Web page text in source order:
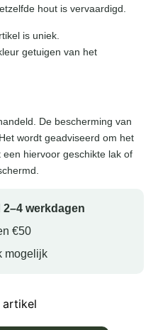
hout is vervaardigd.
is uniek.
getuigen van het
De bescherming van
wordt geadviseerd om het
hiervoor geschikte lak of
2–4 werkdagen
€50
mogelijk
artikel